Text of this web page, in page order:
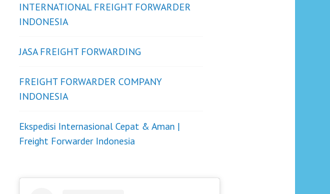
INTERNATIONAL FREIGHT FORWARDER
INDONESIA
JASA FREIGHT FORWARDING
FREIGHT FORWARDER COMPANY
INDONESIA
Ekspedisi Internasional Cepat & Aman |
Freight Forwarder Indonesia